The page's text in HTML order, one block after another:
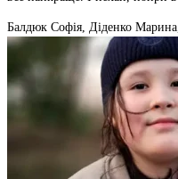
Балдюк Софія, Діденко